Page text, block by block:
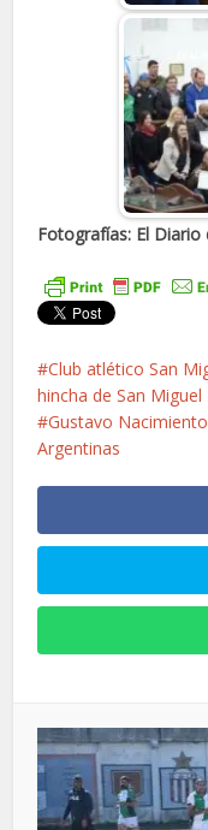
Fotografías: El Diario
Club atlético San
hincha de San Miguel
Gustavo Nacimiento
Argentinas